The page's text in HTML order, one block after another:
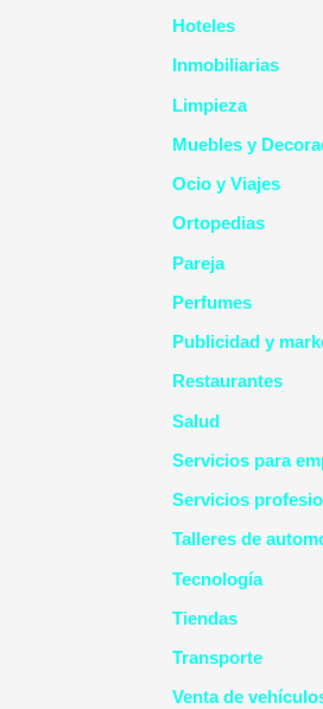
Hoteles
Inmobiliarias
Limpieza
Muebles y
Ocio y Viajes
Ortopedias
Pareja
Perfumes
Publicidad y
Restaurantes
Salud
Servicios para
Servicios
Talleres de
Tecnología
Tiendas
Transporte
Venta de